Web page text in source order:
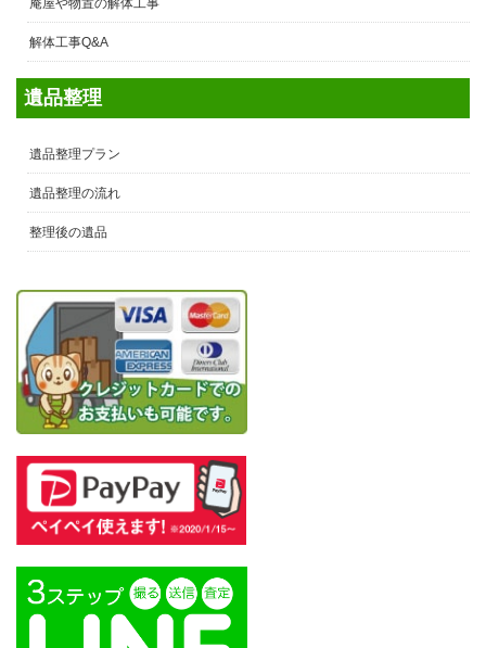
庵屋や物置の解体工事
解体工事Q&A
遺品整理
遺品整理プラン
遺品整理の流れ
整理後の遺品